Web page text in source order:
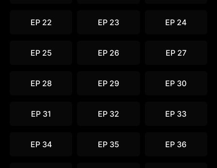
EP 22 EP 23 EP 24
EP 25 EP 26 EP 27
EP 28 EP 29 EP 30
EP 31 EP 32 EP 33
EP 34 EP 35 EP 36